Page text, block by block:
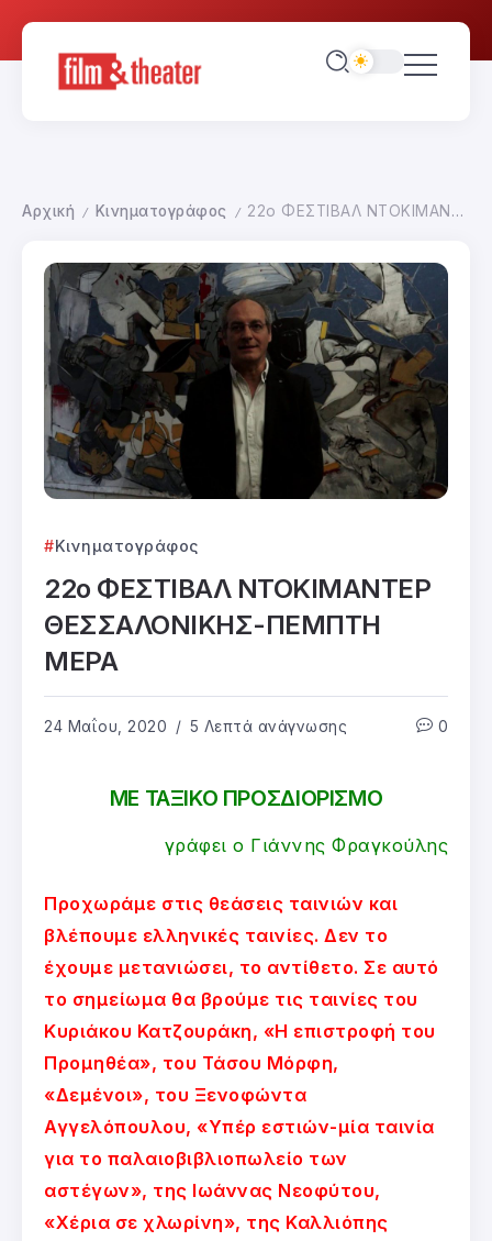
Αρχική / Κινηματογράφος / 22ο ΦΕΣΤΙΒΑΛ ΝΤΟΚΙΜΑΝΤΕΡ ΘΕΣΣΑΛΟΝΙΚΗΣ-ΠΕΜΠΤΗ ΜΕΡΑ
Κινηματογράφος
22ο ΦΕΣΤΙΒΑΛ ΝΤΟΚΙΜΑΝΤΕΡ
ΘΕΣΣΑΛΟΝΙΚΗΣ-ΠΕΜΠΤΗ
ΜΕΡΑ
24 Μαΐου, 2020 5 Λεπτά ανάγνωσης 0
ΜΕ ΤΑΞΙΚΟ ΠΡΟΣΔΙΟΡΙΣΜΟ
γράφει ο Γιάννης Φραγκούλης
Προχωράμε στις θεάσεις ταινιών και
βλέπουμε ελληνικές ταινίες. Δεν το
έχουμε μετανιώσει, το αντίθετο. Σε αυτό
το σημείωμα θα βρούμε τις ταινίες του
Κυριάκου Κατζουράκη, «Η επιστροφή του
Προμηθέα», του Τάσου Μόρφη,
«Δεμένοι», του Ξενοφώντα
Αγγελόπουλου, «Υπέρ εστιών-μία ταινία
για το παλαιοβιβλιοπωλείο των
αστέγων», της Ιωάννας Νεοφύτου,
«Χέρια σε χλωρίνη», της Καλλιόπης